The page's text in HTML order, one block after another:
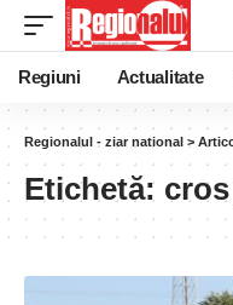
Regiuni Actualitate
Regionalul - ziar national >
Etichetă: